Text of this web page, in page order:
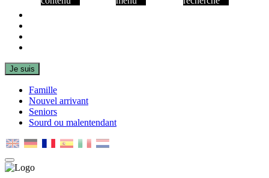
Je suis
Famille
Nouvel arrivant
Seniors
Sourd ou malentendant
MENU
PRINCIPAL